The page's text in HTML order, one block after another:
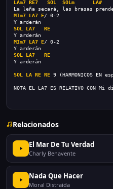
LAm7 RE7 SOL SOLm LA#
La leña secará, las brasas
MIm7
LA7 E/ 0-2
Y arderán
SOL
LA7
RE
Y arderán
MIm7
LA7 E/ 0-2
Y arderán
SOL
LA7
RE
Y arderán
SOL LA RE RE 9 (HARMONICOS EN
NOTA EL LA7 ES RELATIVO
Relacionados
El Mar De Tu Verdad
Charly Benavente
Nada Que Hacer
Moral Distraida